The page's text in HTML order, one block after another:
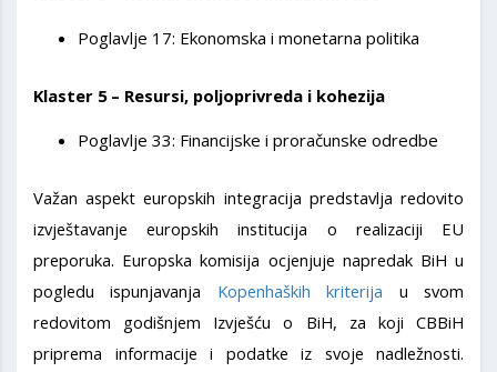
Poglavlje 17: Ekonomska i monetarna politika
Klaster 5 – Resursi, poljoprivreda i kohezija
Poglavlje 33: Financijske i proračunske odredbe
Važan aspekt europskih integracija predstavlja redovito
izvještavanje europskih institucija o realizaciji EU
preporuka. Europska komisija ocjenjuje napredak BiH u
pogledu ispunjavanja Kopenhaških kriterija u svom
redovitom godišnjem Izvješću o BiH, za koji CBBiH
priprema informacije i podatke iz svoje nadležnosti.